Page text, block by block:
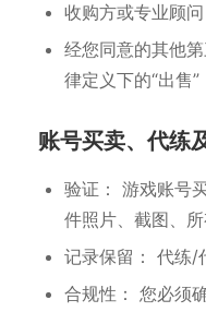
收购方或专业顾
经您同意的其他
律定义下的“出售
账号买卖、代练
验证： 游戏账号
件照片、截图、
记录保留： 代练/
合规性： 您必须